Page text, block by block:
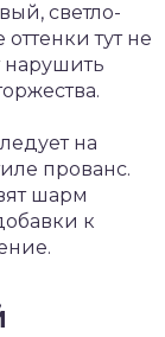
светло-
тут не
нарушить
на
прованс.
шарм
к